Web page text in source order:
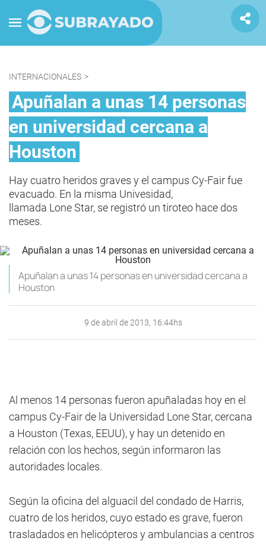
INTERNACIONALES >
Apuñalan a unas 14 personas
en universidad cercana a
Houston
Hay cuatro heridos graves y el campus Cy-Fair fue
evacuado. En la misma Univesidad,
llamada Lone Star, se registró un tiroteo hace dos
meses.
Apuñalan a unas 14 personas en universidad cercana a
Houston
9 de abril de 2013, 16:44hs
Al menos 14 personas fueron apuñaladas hoy en el
campus Cy-Fair de la Universidad Lone Star, cercana
a Houston (Texas, EEUU), y hay un detenido en
relación con los hechos, según informaron las
autoridades locales.
Según la oficina del alguacil del condado de Harris,
cuatro de los heridos, cuyo estado es grave, fueron
trasladados en helicópteros y ambulancias a centros